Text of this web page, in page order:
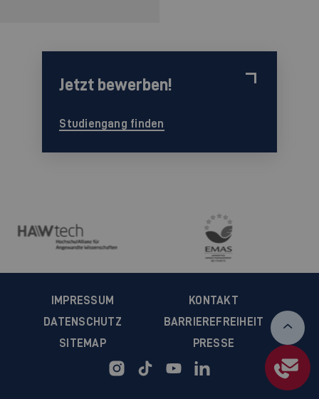
Jetzt bewerben!
Studiengang finden
IMPRESSUM
KONTAKT
DATENSCHUTZ
BARRIEREFREIHEIT
SITEMAP
PRESSE